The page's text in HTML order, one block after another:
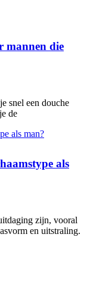
mannen die
snel een douche
de
als
zijn, vooral
en uitstraling.